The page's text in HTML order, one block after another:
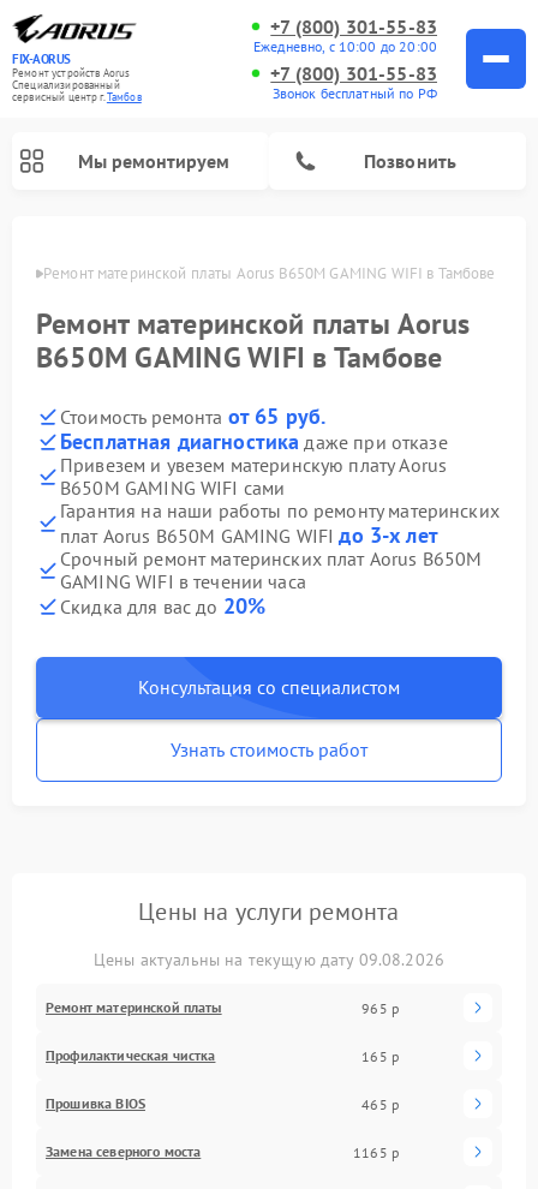
FIX-AORUS
Ремонт устройств Aorus
Специализированный
cервисный центр г.Тамбов
+7 (800) 301-55-83
Ежедневно, с 10:00 до 20:00
+7 (800) 301-55-83
Звонок бесплатный по РФ
Мы ремонтируем Позвонить
Ремонт материнской платы Aorus B650M GAMING WIFI в Тамбове
Ремонт материнской платы Aorus
B650M GAMING WIFI в Тамбове
Стоимость ремонта от 65 руб.
Бесплатная диагностика даже при отказе
Привезем и увезем материнскую плату Aorus
B650M GAMING WIFI сами
Гарантия на наши работы по ремонту материнских
плат Aorus B650M GAMING WIFIдо 3-х лет
Срочный ремонт материнских плат Aorus B650M
GAMING WIFI в течении часа
Скидка для вас до 20%
Консультация со специалистом
Узнать стоимость работ
Цены на услуги ремонта
Цены актуальны на текущую дату 09.08.2026
Ремонт материнской платы 965 р
Профилактическая чистка 165 р
Прошивка BIOS 465 р
Замена северного моста 1165 р